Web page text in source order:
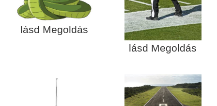
lásd Megoldás
lásd Megoldás